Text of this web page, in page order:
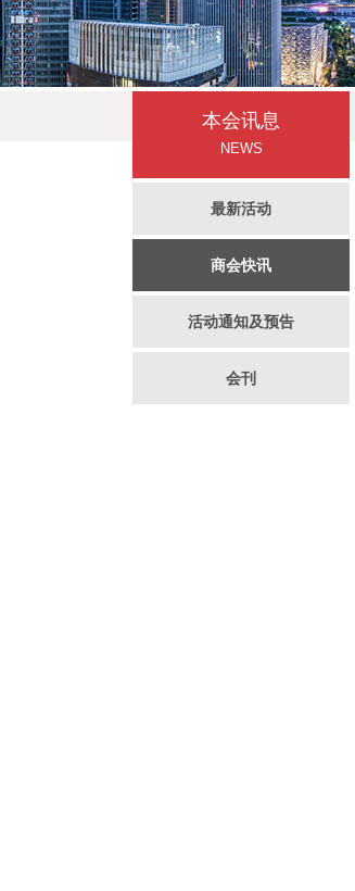
本会讯息
NEWS
最新活动
商会快讯
活动通知及预告
会刊